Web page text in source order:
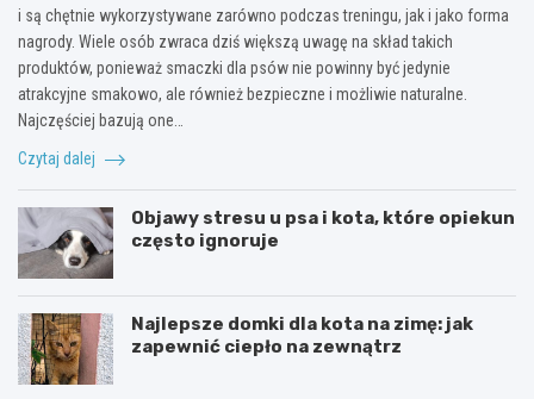
i są chętnie wykorzystywane zarówno podczas treningu, jak i jako forma
nagrody. Wiele osób zwraca dziś większą uwagę na skład takich
produktów, ponieważ smaczki dla psów nie powinny być jedynie
atrakcyjne smakowo, ale również bezpieczne i możliwie naturalne.
Najczęściej bazują one…
Czytaj dalej
Objawy stresu u psa i kota, które opiekun
często ignoruje
Najlepsze domki dla kota na zimę: jak
zapewnić ciepło na zewnątrz